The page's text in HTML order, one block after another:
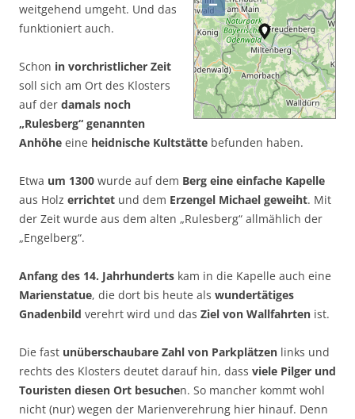
weitgehend umgeht. Und das
funktioniert auch.
Schon in vorchristlicher Zeit
soll sich am Ort des Klosters
auf der damals noch
„Rulesberg“ genannten
Anhöhe eine heidnische Kultstätte befunden haben.
Etwa um 1300 wurde auf dem Berg eine einfache Kapelle
aus Holz errichtet und dem Erzengel Michael geweiht. Mit
der Zeit wurde aus dem alten „Rulesberg“ allmählich der
„Engelberg“.
Anfang des 14. Jahrhunderts kam in die Kapelle auch eine
Marienstatue, die dort bis heute als wundertätiges
Gnadenbild verehrt wird und das Ziel von Wallfahrten ist.
Die fast unüberschaubare Zahl von Parkplätzen links und
rechts des Klosters deutet darauf hin, dass viele Pilger und
Touristen diesen Ort besuchen. So mancher kommt wohl
nicht (nur) wegen der Marienverehrung hier hinauf. Denn